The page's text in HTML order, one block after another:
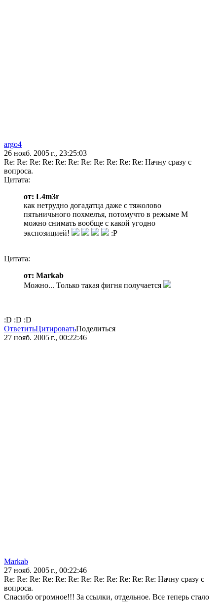
argo4
26 нояб. 2005 г., 23:25:03
Re: Re: Re: Re: Re: Re: Re: Re: Re: Re: Re: Начну сразу с
вопроса.
Цитата:
от: L4m3r
как нетрудно догадатца даже с тяжолово
пятьничьного похмелъя, потомучто в режыме M
можно снимать вообще с какой угодно
экспозицией!
:P
Цитата:
от: Markab
Можно... Только такая фигня получается
:D :D :D
ОтветитьЦитироватьПоделиться
27 нояб. 2005 г., 00:22:46
Markab
27 нояб. 2005 г., 00:22:46
Re: Re: Re: Re: Re: Re: Re: Re: Re: Re: Re: Re: Начну сразу с
вопроса.
Спасибо огромное!!! За ссылки, отдельное. Все теперь стало